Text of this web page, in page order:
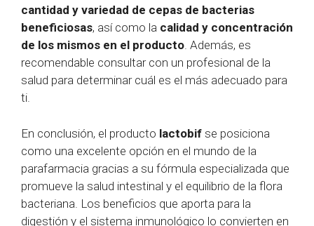
cantidad y variedad de cepas de bacterias
beneficiosas, así como la calidad y concentración
de los mismos en el producto. Además, es
recomendable consultar con un profesional de la
salud para determinar cuál es el más adecuado para
ti.
En conclusión, el producto lactobif se posiciona
como una excelente opción en el mundo de la
parafarmacia gracias a su fórmula especializada que
promueve la salud intestinal y el equilibrio de la flora
bacteriana. Los beneficios que aporta para la
digestión y el sistema inmunológico lo convierten en